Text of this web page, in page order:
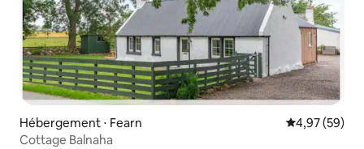
Hébergement ⋅ Fearn Évaluation
4,97 (59)
Cottage Balnaha